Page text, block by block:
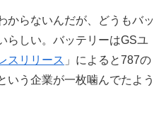
からないんだが、どうもバッ
らしい。バッテリーはGSユ
スリリース 」によると787の
いう企業が一枚噛んでたよう